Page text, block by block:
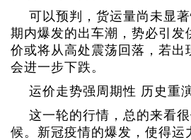
可以预判，货运量尚未显
期内爆发的出车潮，势必引发
价或将从高处震荡回落，若出
会进一步下跌。
运价走势强周期性 历史重
这一轮的行情，总的来看
候。新冠疫情的爆发，使得运